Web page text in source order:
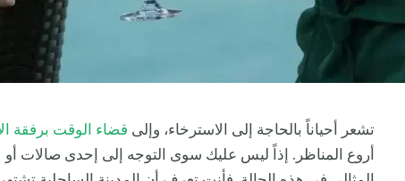
تشعر أحياناً بالحاجة إلى الاسترخاء، وإلى قضاء الوقت برفقة
أروع المناظر. إذاً ليس عليك سوى التوجه إلى إحدى صالات أو